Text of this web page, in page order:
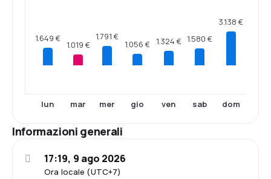
1.649 €
lun
1.019 €
mar
1.791 €
mer
1.056 €
gio
1.324 €
ven
1.580 €
sab
3.138 €
dom
Informazioni generali
Ora locale (UTC+7)
17:19, 9 ago 2026